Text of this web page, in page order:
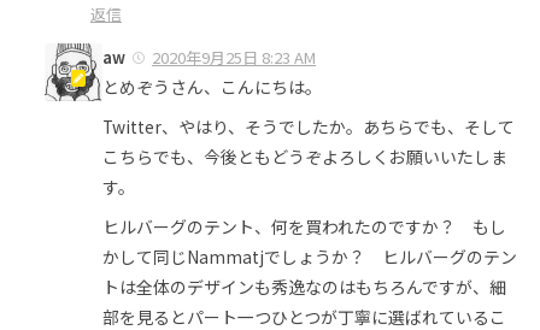
返信
aw
2020年9月25日 8:23 AM
とめぞうさん、こんにちは。
Twitter、やはり、そうでしたか。あちらでも、そして
こちらでも、今後ともどうぞよろしくお願いいたしま
す。
ヒルバーグのテント、何を買われたのですか？ もし
かして同じNammatjでしょうか？ ヒルバーグのテン
トは全体のデザインも秀逸なのはもちろんですが、細
部を見るとパート一つひとつが丁寧に選ばれているこ